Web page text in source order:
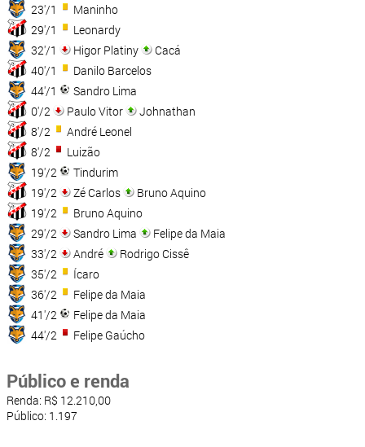
23'/1
Maninho
29'/1
Leonardy
32'/1
Higor Platiny
Cacá
40'/1
Danilo Barcelos
44'/1
Sandro Lima
0'/2
Paulo Vitor
Johnathan
8'/2
André Leonel
8'/2
Luizão
19'/2
Tindurim
19'/2
Zé Carlos
Bruno Aquino
19'/2
Bruno Aquino
29'/2
Sandro Lima
Felipe da Maia
33'/2
André
Rodrigo Cissê
35'/2
Ícaro
36'/2
Felipe da Maia
41'/2
Felipe da Maia
44'/2
Felipe Gaúcho
Público e renda
Renda: R$ 12.210,00
Público: 1.197